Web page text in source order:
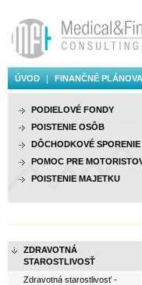
ÚVOD FINANČNÉ
PODIELOVÉ FONDY
POISTENIE OSÔB
DÔCHODKOVÉ SPORENIE
POMOC PRE
POISTENIE MAJETKU
ZDRAVOTNÁ
STAROSTLIVOSŤ
Zdravotná starostlivosť -